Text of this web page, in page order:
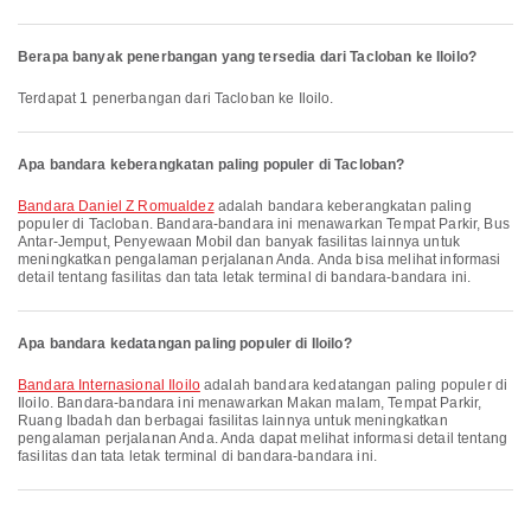
Berapa banyak penerbangan yang tersedia dari Tacloban ke Iloilo?
Terdapat 1 penerbangan dari Tacloban ke Iloilo.
Apa bandara keberangkatan paling populer di Tacloban?
Bandara Daniel Z Romualdezadalah bandara keberangkatan paling
populer di Tacloban. Bandara-bandara ini menawarkan Tempat Parkir, Bus
Antar-Jemput, Penyewaan Mobil dan banyak fasilitas lainnya untuk
meningkatkan pengalaman perjalanan Anda. Anda bisa melihat informasi
detail tentang fasilitas dan tata letak terminal di bandara-bandara ini.
Apa bandara kedatangan paling populer di Iloilo?
Bandara Internasional Iloiloadalah bandara kedatangan paling populer di
Iloilo. Bandara-bandara ini menawarkan Makan malam, Tempat Parkir,
Ruang Ibadah dan berbagai fasilitas lainnya untuk meningkatkan
pengalaman perjalanan Anda. Anda dapat melihat informasi detail tentang
fasilitas dan tata letak terminal di bandara-bandara ini.